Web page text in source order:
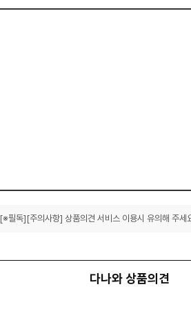
[※필독][주의사항] 상품의견 서비스 이용시 유의해 주세
다나와 상품의견